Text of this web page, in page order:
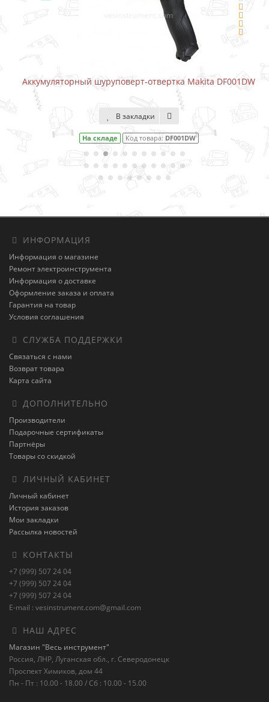
Аккумуляторный шуруповерт-отвертка Makita DF001DW
В закладки
На складе Код товара:DF001DW
ИНФОРМАЦИЯ
Информация о магазине
Ремонт электроинструмента
Информация о доставке
Оформление заказа и оплата
Гарантия на товар
Условия соглашения
СЛУЖБА ПОДДЕРЖКИ
Связаться с нами
Возврат товара
Карта сайта
ДОПОЛНИТЕЛЬНО
Производители
Подарочные сертификаты
Партнёры
Товары со скидкой
ЛИЧНЫЙ КАБИНЕТ
Личный кабинет
История заказов
Мои закладки
Рассылка новостей
КОНТАКТЫ
+7 (999) 507 24 04
+7 (999) 507 24 04
+7 (999) 507 24 04
E-mail : vesinstrument.com@gmail.com
НАШ АДРЕС
Магазин "Весь инструмент"
Россия, ЛНР, Луганская обл., г. Северодонецк
Проспект Химиков, дом 44
Пн - Пт : 10.00 - 18.00 / Сб : 10.00 - 15.00